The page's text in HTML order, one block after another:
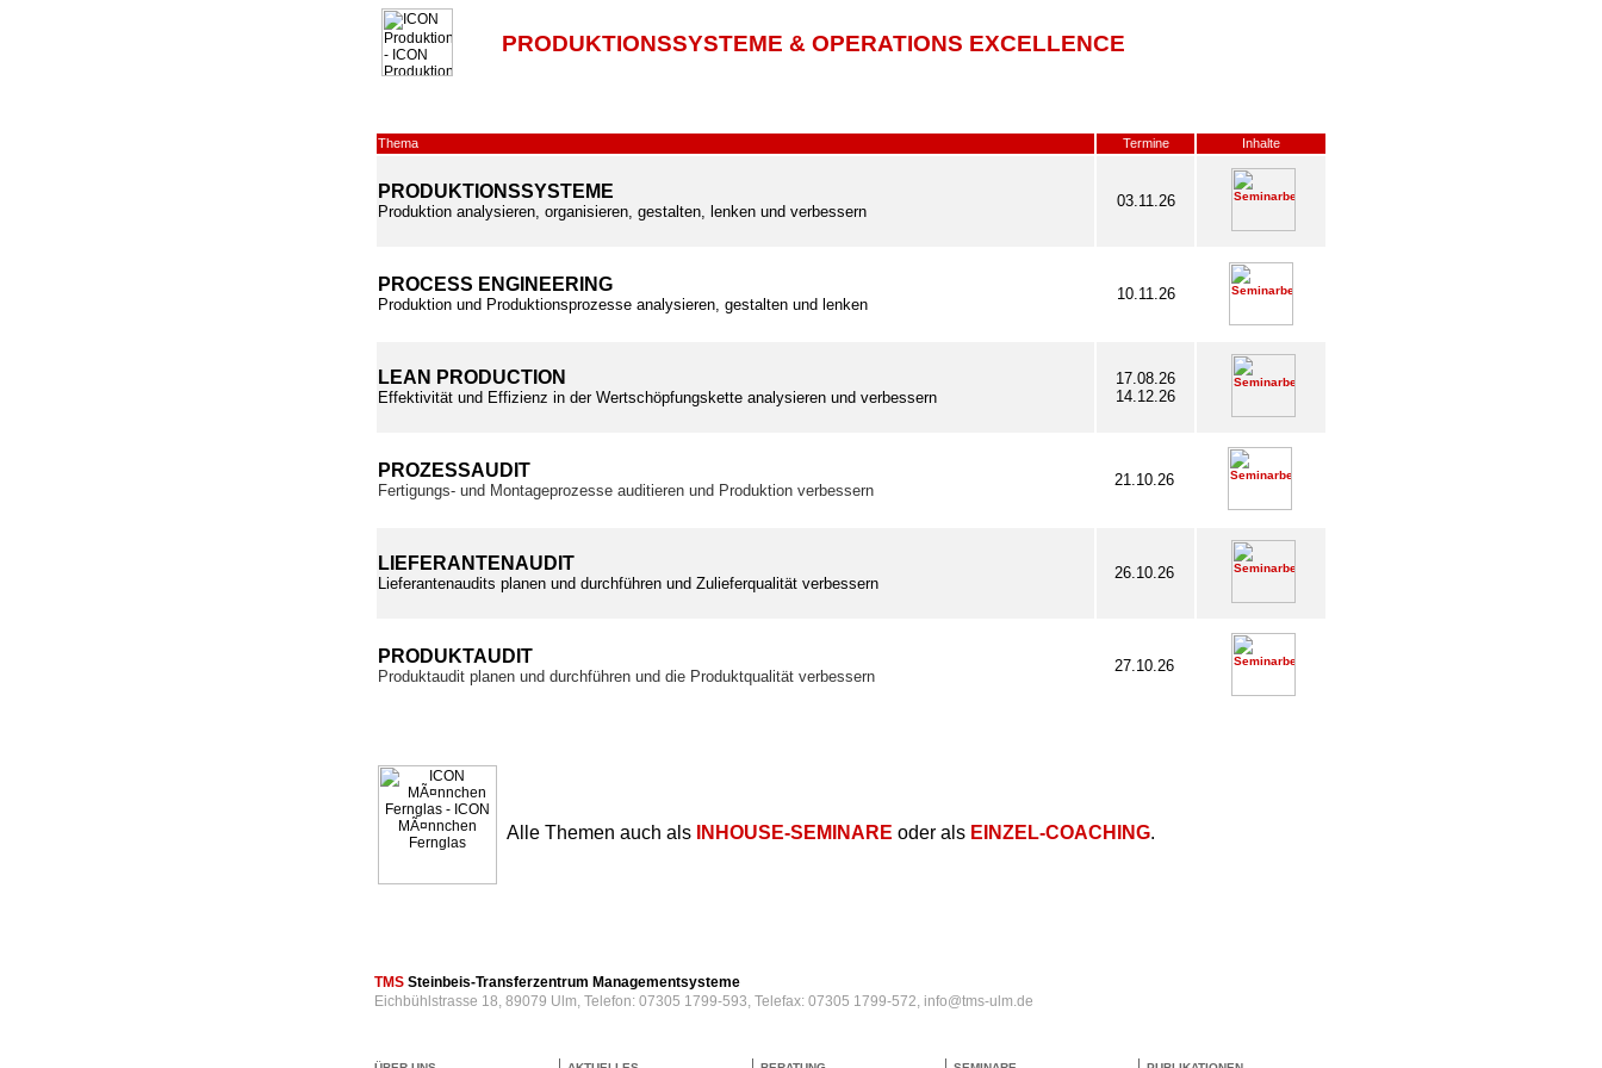
PRODUKTIONSSYSTEME & OPERATIONS EXCELLENCE
Thema Termine Inhalte
PRODUKTIONSSYSTEME
Produktion analysieren, organisieren, gestalten, lenken und verbessern
03.11.26
PROCESS ENGINEERING
Produktion und Produktionsprozesse analysieren, gestalten und lenken
10.11.26
LEAN PRODUCTION
Effektivität und Effizienz in der Wertschöpfungskette analysieren und verbessern
17.08.26
14.12.26
PROZESSAUDIT
Fertigungs- und Montageprozesse auditieren und Produktion verbessern
21.10.26
LIEFERANTENAUDIT
Lieferantenaudits planen und durchführen und Zulieferqualität verbessern
26.10.26
PRODUKTAUDIT
Produktaudit planen und durchführen und die Produktqualität verbessern
27.10.26
Alle Themen auch als INHOUSE-SEMINARE oder als EINZEL-COACHING.
TMS Steinbeis-Transferzentrum Managementsysteme
Eichbühlstrasse 18, 89079 Ulm, Telefon: 07305 1799-593, Telefax: 07305 1799-572, info@tms-ulm.de